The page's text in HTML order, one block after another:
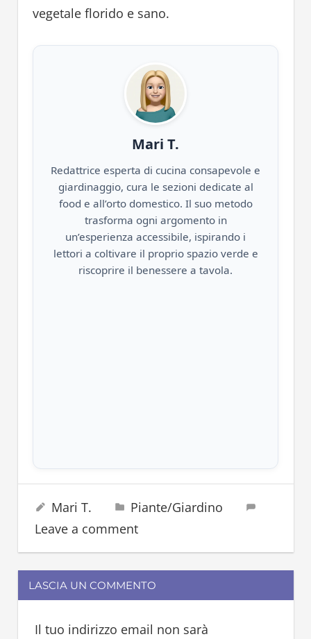
vegetale florido e sano.
Mari T.
Redattrice esperta di cucina consapevole e
giardinaggio, cura le sezioni dedicate al
food e all’orto domestico. Il suo metodo
trasforma ogni argomento in
un’esperienza accessibile, ispirando i
lettori a coltivare il proprio spazio verde e
riscoprire il benessere a tavola.
insetto
piante
ragno
22 Luglio 2024
Mari T.
Piante/Giardino
Leave a comment
LASCIA UN COMMENTO
Il tuo indirizzo email non sarà